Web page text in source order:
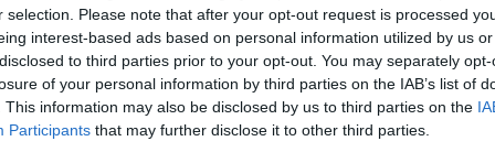
selection. Please note that after your opt-out request is processed
interest-based ads based on personal information utilized by us
to third parties prior to your opt-out. You may separately
of your personal information by third parties on the IAB’s list of
This information may also be disclosed by us to third parties on the
Participants that may further disclose it to other third parties.
Visi įrašai